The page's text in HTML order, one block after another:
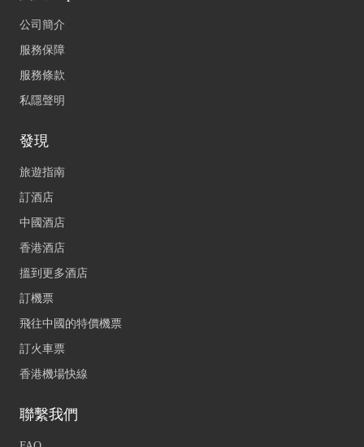
公司簡介
服務保障
服務條款
私隱聲明
發現
旅遊指南
訂酒店
中國酒店
香港酒店
搵到更多酒店
訂機票
飛往中國的特價機票
訂火車票
香港機場快線
聯繫我們